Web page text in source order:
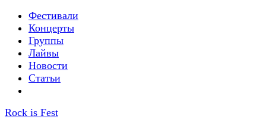
Фестивали
Концерты
Группы
Лайвы
Новости
Статьи
Rock is Fest